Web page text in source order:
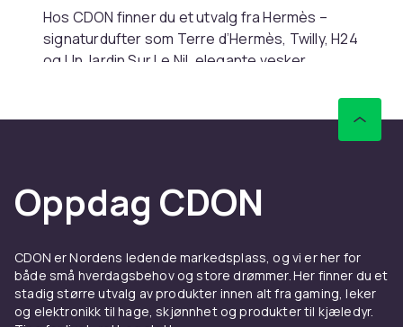
Hos CDON finner du et utvalg fra Hermès –
signaturdufter som Terre d’Hermès, Twilly, H24
og Un Jardin Sur Le Nil, elegante vesker,
produkt bærer med seg subtil styrke, tydelig
For kvinner og menn
kjønnsroller. Hver duft, hver veske og hvert
tilbehør beveger seg mellom det friske og det
jordnære, mellom det klassiske og det
Oppdag CDON
CDON er Nordens ledende markedsplass, og vi er her for
både små hverdagsbehov og store drømmer. Her finner du et
stadig større utvalg av produkter innen alt fra gaming, leker
og elektronikk til hage, skjønnhet og produkter til kjæledyr.